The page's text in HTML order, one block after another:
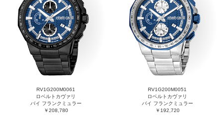
RV1G200M0061
ロベルトカヴァリ
バイ フランクミュラー
￥208,780
RV1G200M0051
ロベルトカヴァリ
バイ フランクミュラー
￥192,720